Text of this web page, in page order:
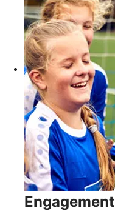
Engagement